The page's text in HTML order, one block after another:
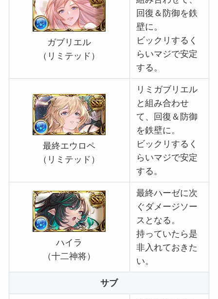
ガブリエル
（リミテッド）
回復＆防御を鉄
壁に。
ビックリするく
らいマジで安定
する。
最終エウロペ
（リミテッド）
リミガブリエル
と組み合わせ
て、回復＆防御
を鉄壁に。
ビックリするく
らいマジで安定
する。
ハイラ
（十二神将）
最終ハーゼに次
ぐダメージソー
スとなる。
持っていたら是
非入れておきた
い。
サブ